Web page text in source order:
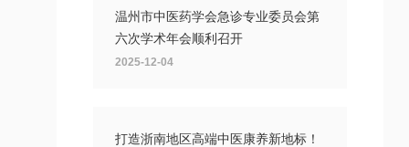
温州市中医药学会急诊专业委员会第
六次学术年会顺利召开
2025-12-04
打造浙南地区高端中医康养新地标！